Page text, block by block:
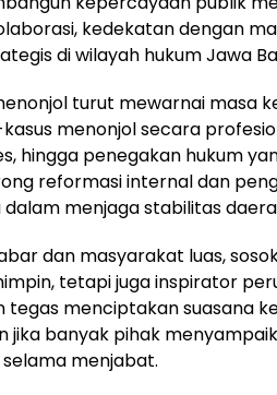
kedekatan dengan
di wilayah hukum Jawa
turut mewarnai masa
menonjol secara
hingga penegakan hukum
reformasi internal dan
menjaga stabilitas
dan masyarakat luas,
tetapi juga inspirator
tegas menciptakan suasana
jika banyak pihak
menjabat.